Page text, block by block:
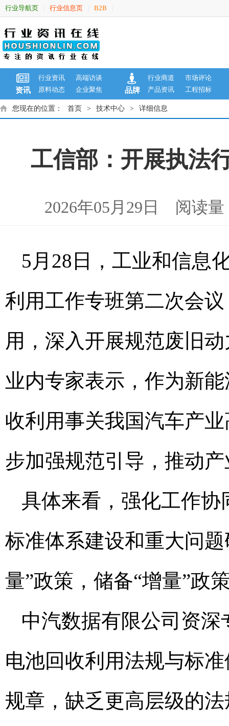
行业导航页 行业信息页 B2B
资讯
行业资讯
高端访谈
原料动态
企业聚焦 品牌
行业商道
市场评论
产品资讯
工程招标
您现在的位置： 首页 > 技术中心 > 详细信息
工信部：开展执法
2026年05月29日 阅读
5月28日，工业和信息
利用工作专班第二次会
用，深入开展规范废旧
业内专家表示，作为新
收利用事关我国汽车产
步加强规范引导，推动
具体来看，强化工作
标准体系建设和重大问
量”政策，储备“增量”政
中汽数据有限公司资
电池回收利用法规与标
规章，缺乏更高层级的